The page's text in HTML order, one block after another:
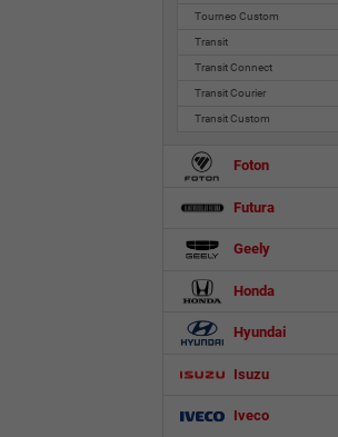
Tourneo Custom
Transit
Transit Connect
Transit Courier
Transit Custom
Foton
Futura
Geely
Honda
Hyundai
Isuzu
Iveco